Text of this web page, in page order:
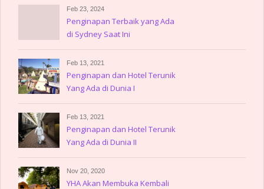
Feb 23, 2024
Penginapan Terbaik yang Ada
di Sydney Saat Ini
Feb 13, 2021
Penginapan dan Hotel Terunik
Yang Ada di Dunia I
Feb 13, 2021
Penginapan dan Hotel Terunik
Yang Ada di Dunia II
Nov 20, 2020
YHA Akan Membuka Kembali